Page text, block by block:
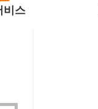
비스